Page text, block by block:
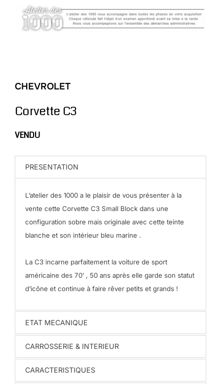
CHEVROLET
Corvette C3
VENDU
PRESENTATION
L’atelier des 1000 a le plaisir de vous présenter à la
vente cette Corvette C3 Small Block dans une
configuration sobre mais originale avec cette teinte
blanche et son intérieur bleu marine .
La C3 incarne parfaitement la voiture de sport
américaine des 70’ , 50 ans après elle garde son statut
d’icône et continue à faire rêver petits et grands !
ETAT MECANIQUE
CARROSSERIE & INTERIEUR
CARACTERISTIQUES